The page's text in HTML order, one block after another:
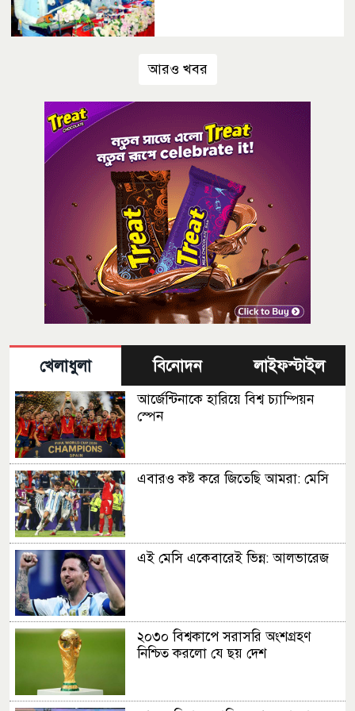
আরও খবর
খেলাধুলা বিনোদন লাইফস্টাইল
আর্জেন্টিনাকে হারিয়ে বিশ্ব চ্যাম্পিয়ন
স্পেন
এবারও কষ্ট করে জিতেছি আমরা: মেসি
এই মেসি একেবারেই ভিন্ন: আলভারেজ
২০৩০ বিশ্বকাপে সরাসরি অংশগ্রহণ
নিশ্চিত করলো যে ছয় দেশ